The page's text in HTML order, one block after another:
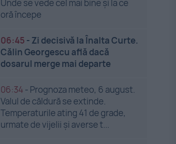
Unde se vede cel mai bine și la ce
oră începe
06:45 - Zi decisivă la Înalta Curte.
Călin Georgescu află dacă
dosarul merge mai departe
06:34 - Prognoza meteo, 6 august.
Valul de căldură se extinde.
Temperaturile ating 41 de grade,
urmate de vijelii și averse t...